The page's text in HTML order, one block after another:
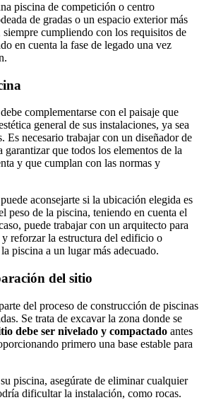
piscina de competición o centro
de gradas o un espacio exterior más
siempre cumpliendo con los requisitos de
en cuenta la fase de legado una vez
debe complementarse con el paisaje que
general de sus instalaciones, ya sea
Es necesario trabajar con un diseñador de
garantizar que todos los elementos de la
y que cumplan con las normas y
aconsejarte si la ubicación elegida es
peso de la piscina, teniendo en cuenta el
puede trabajar con un arquitecto para
reforzar la estructura del edificio o
piscina a un lugar más adecuado.
del sitio
del proceso de construcción de piscinas
Se trata de excavar la zona donde se
debe ser nivelado y compactado antes
primero una base estable para
piscina, asegúrate de eliminar cualquier
dificultar la instalación, como rocas.